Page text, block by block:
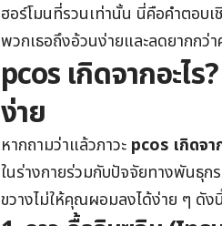
ฮอร์โมนที่รวนเท่านั้น นี่คือคำตอบ
พวกเธอถึงอ้วนง่ายและลดยากกว่า
pcos เกิดจากอะไ
ง่าย
หากถามว่าแล้วภาวะ pcos เกิดจา
ในร่างกายร่วมกับปัจจัยทางพันธุก
ขวางไม่ให้คุณผอมลงได้ง่าย ๆ ดัง